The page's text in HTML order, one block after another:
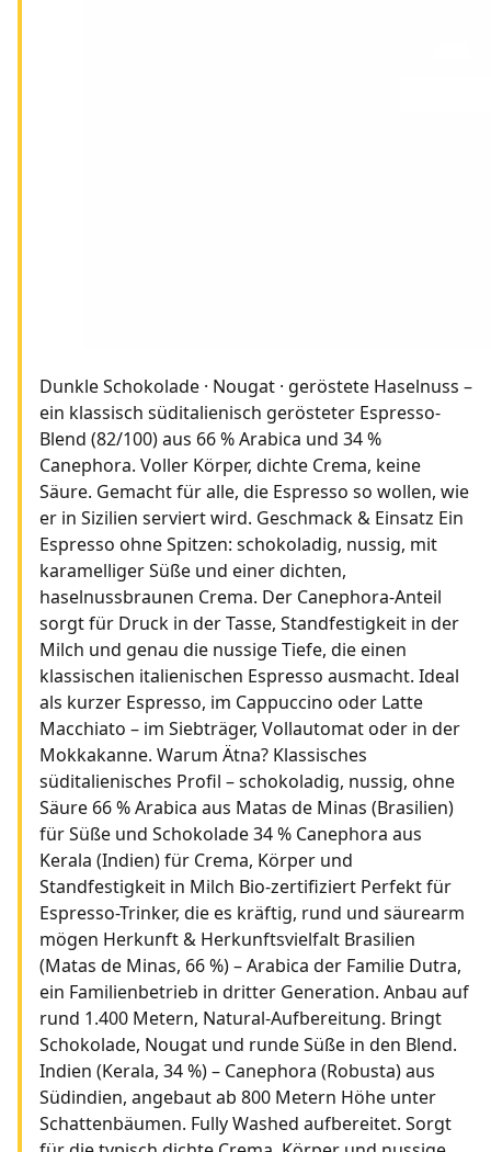
Dunkle Schokolade · Nougat · geröstete Haselnuss –
ein klassisch süditalienisch gerösteter Espresso-
Blend (82/100) aus 66 % Arabica und 34 %
Canephora. Voller Körper, dichte Crema, keine
Säure. Gemacht für alle, die Espresso so wollen, wie
er in Sizilien serviert wird. Geschmack & Einsatz Ein
Espresso ohne Spitzen: schokoladig, nussig, mit
karamelliger Süße und einer dichten,
haselnussbraunen Crema. Der Canephora-Anteil
sorgt für Druck in der Tasse, Standfestigkeit in der
Milch und genau die nussige Tiefe, die einen
klassischen italienischen Espresso ausmacht. Ideal
als kurzer Espresso, im Cappuccino oder Latte
Macchiato – im Siebträger, Vollautomat oder in der
Mokkakanne. Warum Ätna? Klassisches
süditalienisches Profil – schokoladig, nussig, ohne
Säure 66 % Arabica aus Matas de Minas (Brasilien)
für Süße und Schokolade 34 % Canephora aus
Kerala (Indien) für Crema, Körper und
Standfestigkeit in Milch Bio-zertifiziert Perfekt für
Espresso-Trinker, die es kräftig, rund und säurearm
mögen Herkunft & Herkunftsvielfalt Brasilien
(Matas de Minas, 66 %) – Arabica der Familie Dutra,
ein Familienbetrieb in dritter Generation. Anbau auf
rund 1.400 Metern, Natural-Aufbereitung. Bringt
Schokolade, Nougat und runde Süße in den Blend.
Indien (Kerala, 34 %) – Canephora (Robusta) aus
Südindien, angebaut ab 800 Metern Höhe unter
Schattenbäumen. Fully Washed aufbereitet. Sorgt